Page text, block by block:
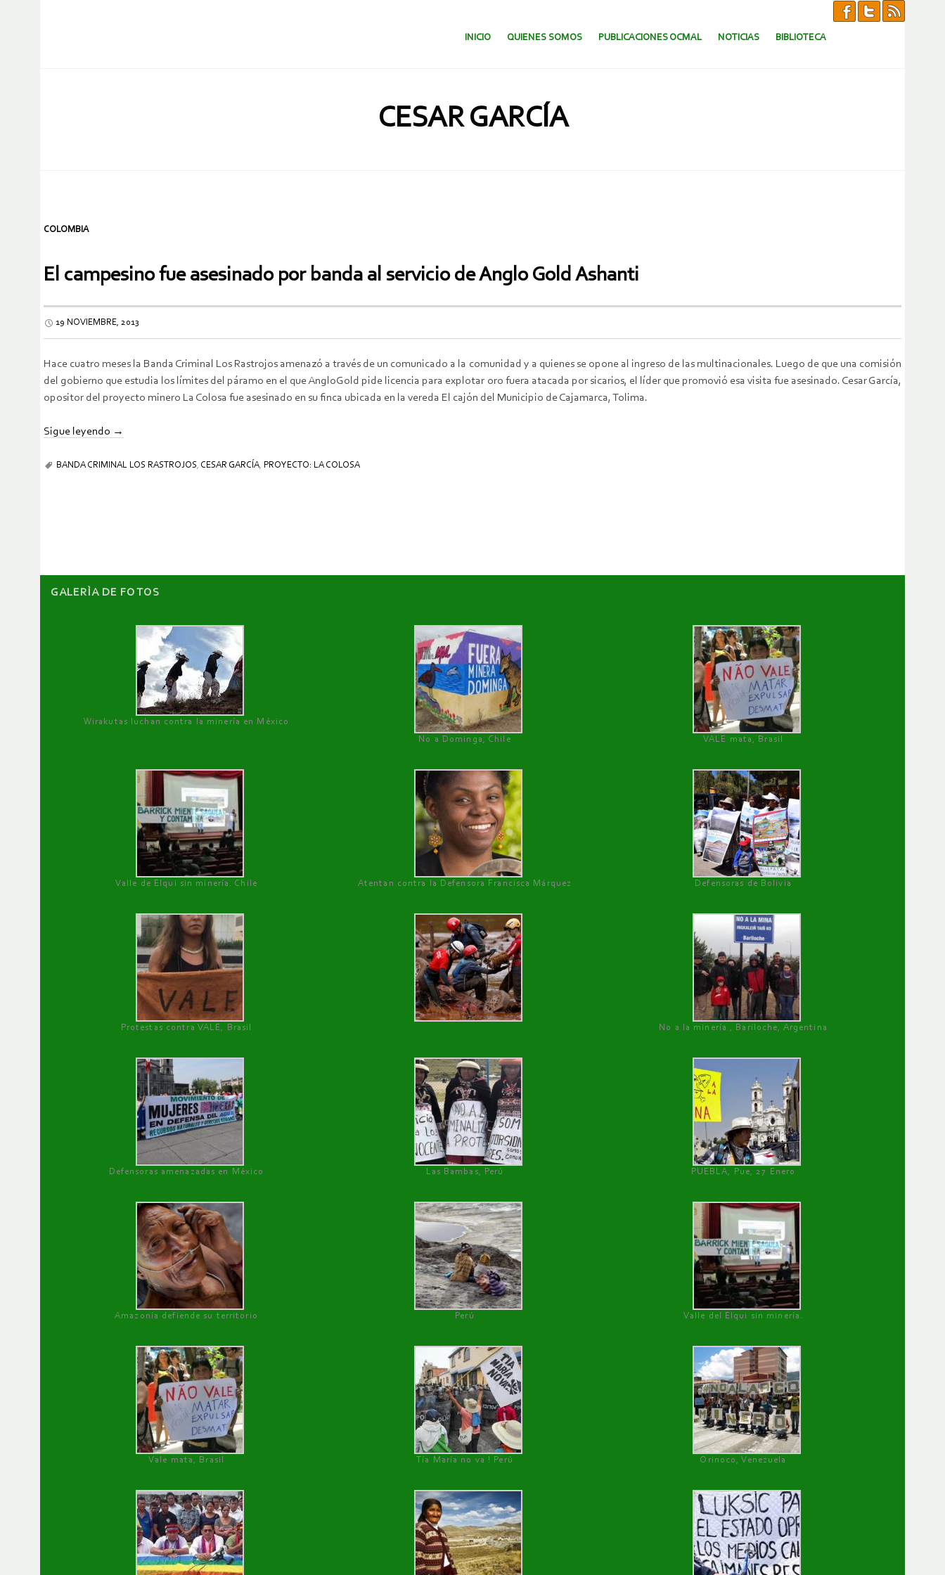
SALTAR AL CONTENIDO.
INICIO QUIENES SOMOS PUBLICACIONES OCMAL NOTICIAS BIBLIOTECA
CESAR GARCÍA
COLOMBIA
El campesino fue asesinado por banda al servicio de Anglo Gold Ashanti
19 NOVIEMBRE, 2013
Hace cuatro meses la Banda Criminal Los Rastrojos amenazó a través de un comunicado a la comunidad y a quienes se opone al ingreso de las multinacionales. Luego de que una comisión
del gobierno que estudia los límites del páramo en el que AngloGold pide licencia para explotar oro fuera atacada por sicarios, el líder que promovió esa visita fue asesinado. Cesar García,
opositor del proyecto minero La Colosa fue asesinado en su finca ubicada en la vereda El cajón del Municipio de Cajamarca, Tolima.
Sigue leyendo →
BANDA CRIMINAL LOS RASTROJOS, CESAR GARCÍA, PROYECTO: LA COLOSA
GALERÌA DE FOTOS
Wirakutas luchan contra la minería en México
No a Dominga, Chile
VALE mata, Brasil
Valle de Elqui sin minería. Chile Atentan contra la Defensora Francisca Márquez Defensoras de Bolivia
Protestas contra VALE, Brasil No a la minería , Bariloche, Argentina
Defensoras amenazadas en México Las Bambas, Perú PUEBLA, Pue, 27 Enero
Amazonía defiende su territorio Perú Valle del Elqui sin minería.
Vale mata, Brasil Tía María no va ! Perú Orinoco, Venezuela